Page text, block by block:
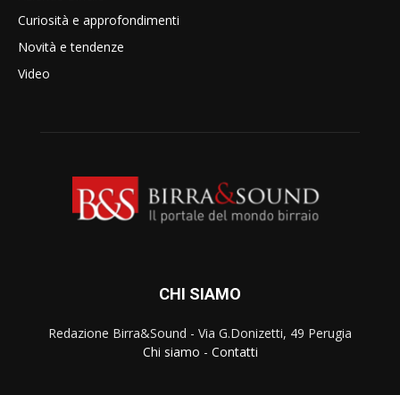
Curiosità e approfondimenti
Novità e tendenze
Video
CHI SIAMO
Redazione Birra&Sound - Via G.Donizetti, 49 Perugia
Chi siamo - Contatti